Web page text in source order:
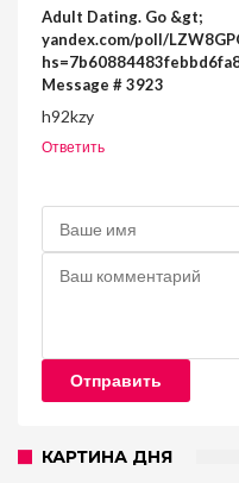
Adult Dating. Go &gt;
yandex.com/poll/
Message # 3923
h92kzy
Ответить
Отправить
КАРТИНА ДНЯ